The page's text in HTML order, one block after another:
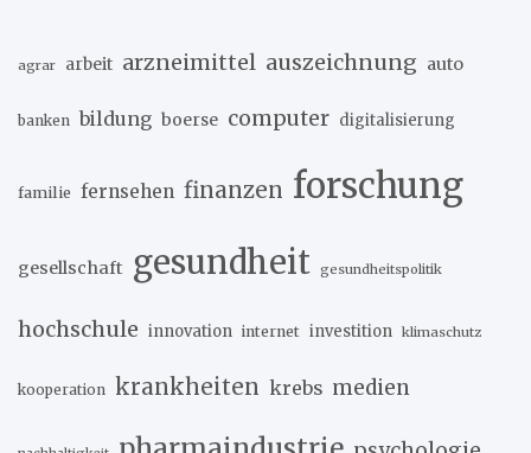
agrar arbeit arzneimittel auszeichnung auto
banken bildung boerse computer digitalisierung
familie fernsehen finanzen forschung
gesellschaft gesundheit gesundheitspolitik
hochschule innovation internet investition klimaschutz
kooperation krankheiten krebs medien